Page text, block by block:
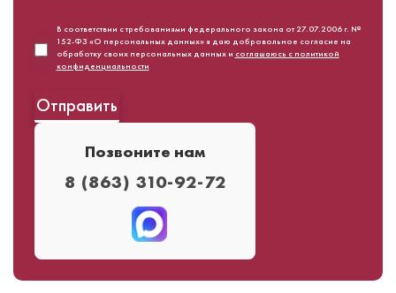
В соответствии с требованиями федерального закона от 27.07.2006 г. №
152-ФЗ «О персональных данных» я даю добровольное согласие на
обработку своих персональных данных и соглашаюсь с политикой
конфиденциальности
Позвоните нам
8 (863) 310-92-72